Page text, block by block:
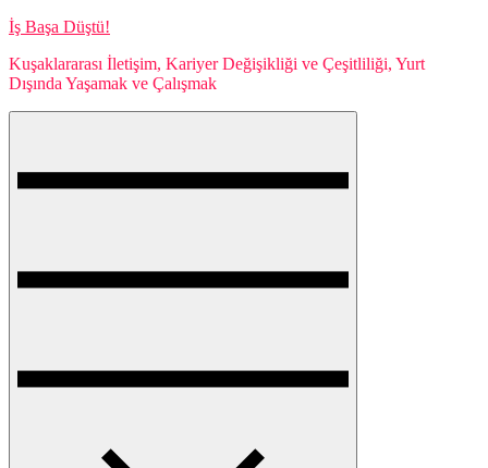
Skip
content
İş Başa Düştü!
Kuşaklararası İletişim, Kariyer Değişikliği ve Çeşitliliği, Yurt
Dışında Yaşamak ve Çalışmak